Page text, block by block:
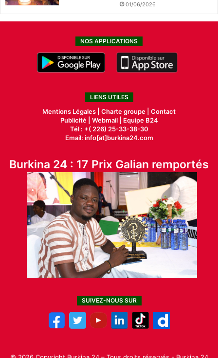
01/06/2026
NOS APPLICATIONS
LIENS UTILES
Mentions Légales | Charte groupe | Contact
Publicité| Webmail |
Equipe B24
Tél : +( 226) 25-33-38-30
Email: info[at]burkina24.com
Burkina 24 : 17 Prix Galian remportés
SUIVEZ-NOUS SUR